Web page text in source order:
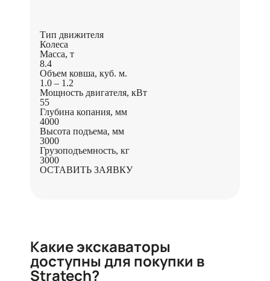
Тип движителя
Колеса
Масса, т
8.4
Объем ковша, куб. м.
1.0 – 1.2
Мощность двигателя, кВт
55
Глубина копания, мм
4000
Высота подъема, мм
3000
Грузоподъемность, кг
3000
ОСТАВИТЬ ЗАЯВКУ
Какие экскаваторы
доступны для покупки в
Stratech?